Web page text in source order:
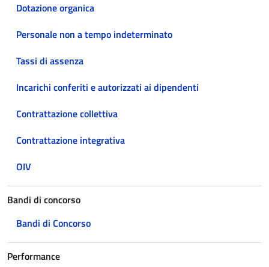
Dotazione organica
Personale non a tempo indeterminato
Tassi di assenza
Incarichi conferiti e autorizzati ai dipendenti
Contrattazione collettiva
Contrattazione integrativa
OIV
Bandi di concorso
Bandi di Concorso
Performance